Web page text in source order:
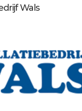
Wals